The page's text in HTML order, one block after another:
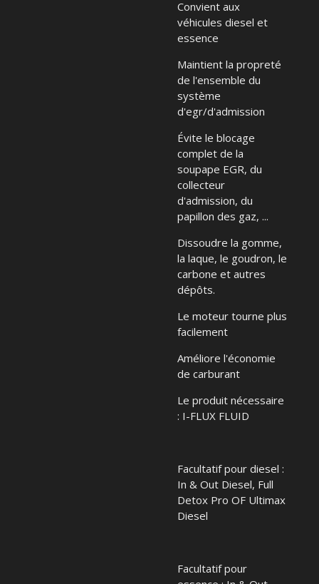
Convient aux
véhicules diesel et
essence
Maintient la propreté
de l'ensemble du
système
d'egr/d'admission
Évite le blocage
complet de la
soupape EGR, du
collecteur
d'admission, du
papillon des gaz, ...
Dissoudre la gomme,
la laque, le goudron, le
carbone et autres
dépôts.
Le moteur tourne plus
facilement
Améliore l'économie
de carburant
Le produit nécessaire
: I-FLUX FLUID
Facultatif pour diesel :
In & Out Diesel, Full
Detox Pro OF Ultimax
Diesel
Facultatif pour